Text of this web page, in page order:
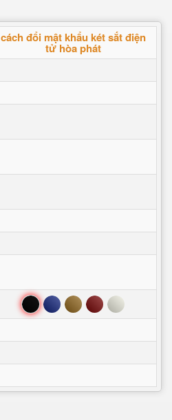
cách đổi mật khẩu két sắt điện
tử hòa phát
Đen Xanh Nâu Đỏ Trắng